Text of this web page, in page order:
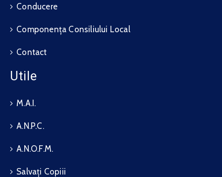
Conducere
Componența Consiliului Local
Contact
Utile
M.A.I.
A.N.P.C.
A.N.O.F.M.
Salvați Copiii